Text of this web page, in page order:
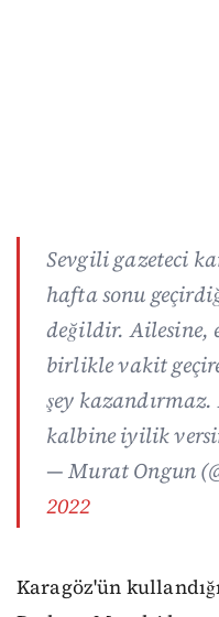
Sevgili gazeteci
hafta sonu
değildir. Ailesine,
birlikle vakit
şey
kalbine iyilik
— Murat Ongun
2022
Karagöz'ün